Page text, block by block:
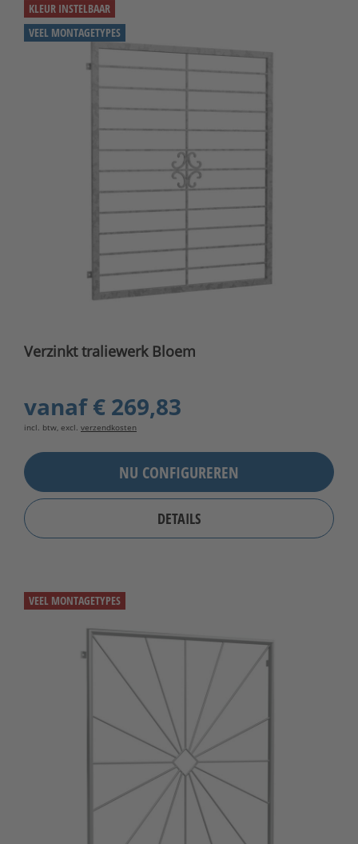
KLEUR INSTELBAAR
VEEL MONTAGETYPES
Verzinkt traliewerk Bloem
vanaf€ 269,83
incl. btw, excl. verzendkosten
NU CONFIGUREREN
DETAILS
VEEL MONTAGETYPES